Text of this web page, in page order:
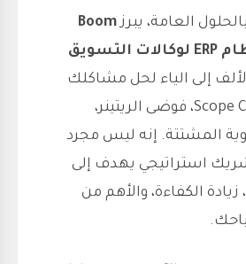
العامة، يبرزBoom
إلى الياء لحل مشاكلك
الحقيقية: Scope Creep، فوضى الريتينر،
المشتتة. إنه ليس مجرد
استراتيجي يهدف إلى
الكفاءة، والأهم من